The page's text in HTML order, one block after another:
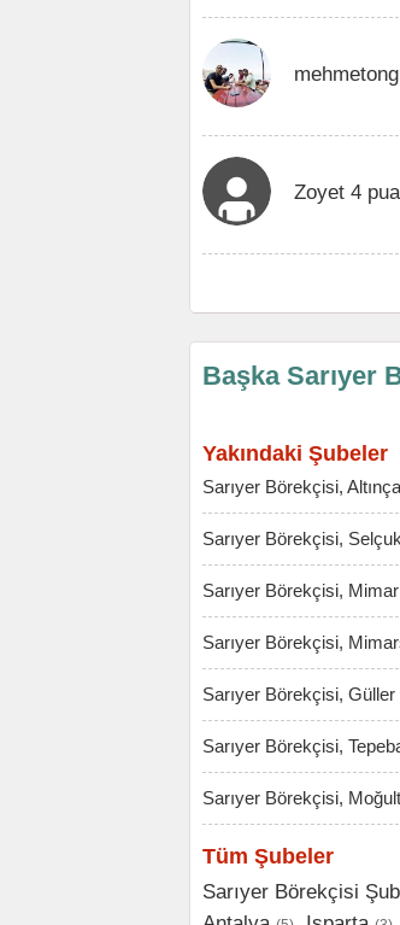
Zoyet 4
Başka Sarıyer
Yakındaki Şubeler
Sarıyer Börekçisi,
Sarıyer Börekçisi, Selçuk
Sarıyer Börekçisi,
Sarıyer Börekçisi,
Sarıyer Börekçisi, Güller
Sarıyer Börekçisi,
Sarıyer Börekçisi,
Tüm Şubeler
Sarıyer Börekçisi